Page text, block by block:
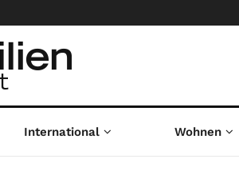
International Wohnen